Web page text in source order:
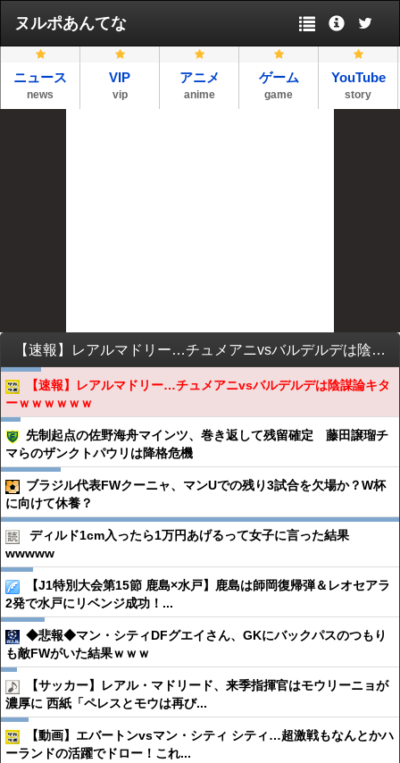
ヌルポあんてな
ニュース
news
VIP
vip
アニメ
anime
ゲーム
game
YouTube
story
【速報】レアルマドリー…チュメアニvsバルデルデは陰謀論キターｗｗｗｗｗｗ
【速報】レアルマドリー…チュメアニvsバルデルデは陰謀論キタ
ーｗｗｗｗｗｗ
先制起点の佐野海舟マインツ、巻き返して残留確定 藤田譲瑠チ
マらのザンクトパウリは降格危機
ブラジル代表FWクーニャ、マンUでの残り3試合を欠場か？W杯
に向けて休養？
ディルド1cm入ったら1万円あげるって女子に言った結果
wwwww
【J1特別大会第15節 鹿島×水戸】鹿島は師岡復帰弾＆レオセアラ
2発で水戸にリベンジ成功！...
◆悲報◆マン・シティDFグエイさん、GKにバックパスのつもり
も敵FWがいた結果ｗｗｗ
【サッカー】レアル・マドリード、来季指揮官はモウリーニョが
濃厚に 西紙「ペレスとモウは再び...
【動画】エバートンvsマン・シティ シティ…超激戦もなんとかハ
ーランドの活躍でドロー！これ...